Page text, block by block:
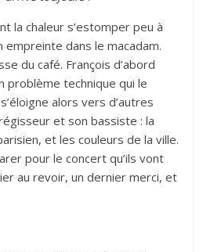
la chaleur s’estomper peu à
dans le macadam.
du café. François d’abord
technique qui le
alors vers d’autres
et son bassiste : la
et les couleurs de la ville.
pour le concert qu’ils vont
au revoir, un dernier merci, et